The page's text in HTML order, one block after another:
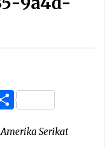
Share
Serikat